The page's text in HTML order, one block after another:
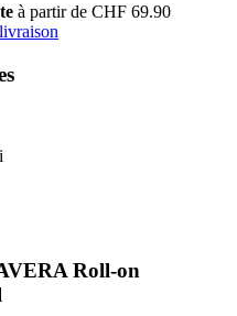
à partir de CHF 69.90
Roll-on